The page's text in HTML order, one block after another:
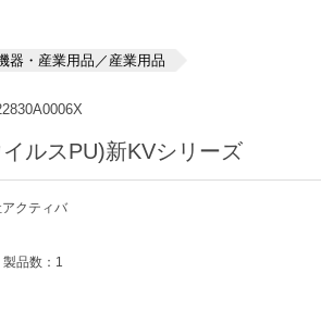
器・産業用品／産業用品
ルスPU)新KVシリーズ
クティバ
品数：1